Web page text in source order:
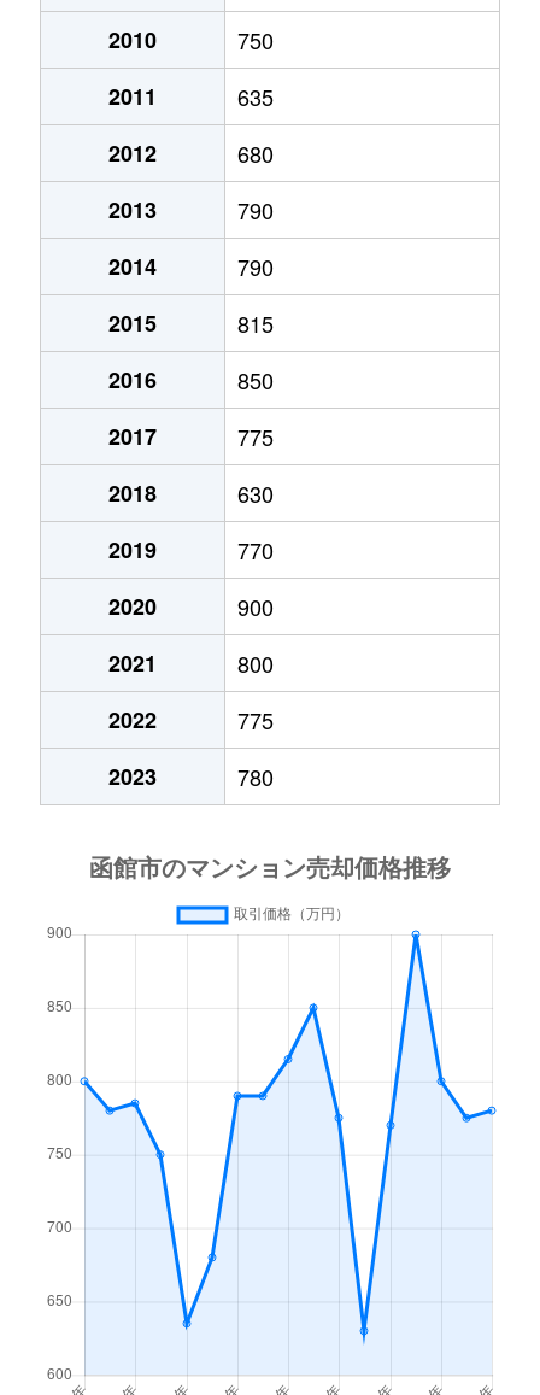
富岡町
590万円
1,700万円
深堀町
1,400万円
深堀町
480万円
船見町
2,000万円
弁天町
780万円
1,200万円
750万円
430万円
宮前町
170万円
宮前町
180万円
2,200万円
梁川町
2,200万円
梁川町
2,300万円
五稜郭公園前
3,500万円 函館
湯川町
函館
湯川町
函館
1,700万円 湯の川
530万円 湯の川
520万円 湯の川
湯川町
1,300万円
湯川町
790万円 湯の川 徒歩6
2010
750
2011
635
2012
680
2013
790
2014
790
2015
815
2016
850
2017
775
2018
630
2019
770
2020
900
2021
800
2022
775
2023
780